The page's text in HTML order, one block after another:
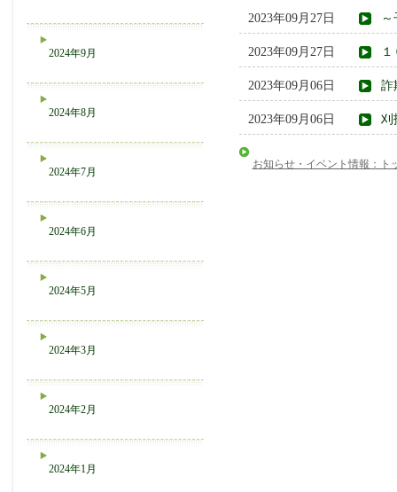
2023年09月27日
2023年09月27日
2023年09月06日 詐
2023年09月06日 刈
お知らせ・イベント情報：ト
2024年9月
2024年8月
2024年7月
2024年6月
2024年5月
2024年3月
2024年2月
2024年1月